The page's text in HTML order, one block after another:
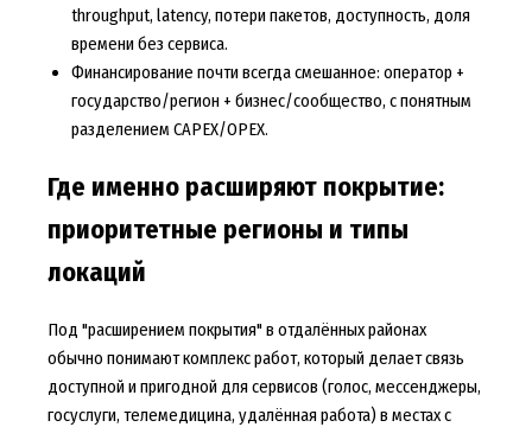
throughput, latency, потери пакетов, доступность, доля
времени без сервиса.
Финансирование почти всегда смешанное: оператор +
государство/регион + бизнес/сообщество, с понятным
разделением CAPEX/OPEX.
Где именно расширяют покрытие:
приоритетные регионы и типы
локаций
Под "расширением покрытия" в отдалённых районах
обычно понимают комплекс работ, который делает связь
доступной и пригодной для сервисов (голос, мессенджеры,
госуслуги, телемедицина, удалённая работа) в местах с